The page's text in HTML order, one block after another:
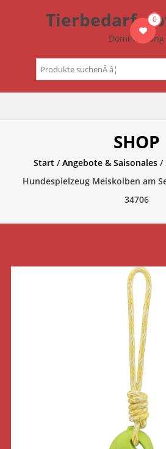
Tierbedarf –
Dominik Lang
0
Suchen
nach:
SHOP
Start /Angebote & Saisonales /
Hundespielzeug Meiskolben am
34706